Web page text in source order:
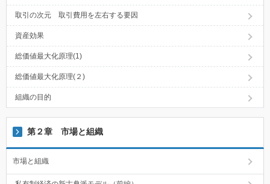
取引の次元 取引費用を左右する要因
資産効果
総価値最大化原理(1)
総価値最大化原理(２)
組織の目的
第２章 市場と組織
市場と組織